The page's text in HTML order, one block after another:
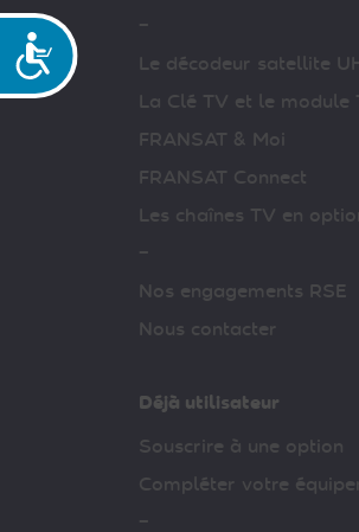
Accessibilité
–
Le décodeur satellite
La Clé TV et le module
FRANSAT & Moi
FRANSAT Connect
Les chaînes TV en
–
Nos engagements RSE
Nous contacter
Déjà utilisateur
Souscrire à une option
Compléter votre
–